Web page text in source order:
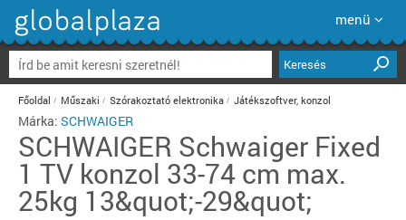
menü
Keresés
Főoldal Műszaki Szórakoztató elektronika Játékszoftver, konzol
Márka: SCHWAIGER
SCHWAIGER Schwaiger Fixed
1 TV konzol 33-74 cm max.
25kg 13&quot;-29&quot;